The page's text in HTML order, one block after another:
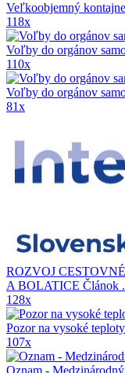
Veľkoobjemný
118x
Voľby do orgánov
110x
Voľby do orgánov
81x
ROZVOJ
A BOLATICE Článok
128x
Pozor na vysoké teploty
107x
Oznam -